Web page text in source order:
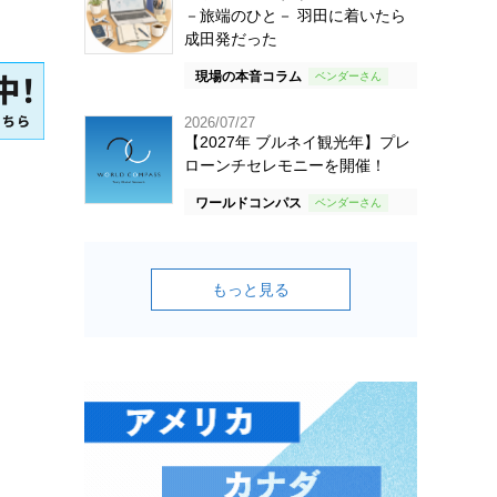
－旅端のひと－ 羽田に着いたら
成田発だった
現場の本音コラム
2026/07/27
【2027年 ブルネイ観光年】プレ
ローンチセレモニーを開催！
ワールドコンパス
もっと見る